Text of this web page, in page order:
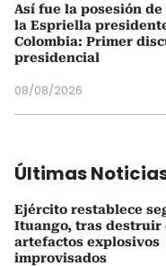
Así fue la posesión de
la Espriella
Colombia: Primer
presidencial
08/08/2026
Últimas
Ejército restablece
Ituango, tras destruir
artefactos explosivos
improvisados